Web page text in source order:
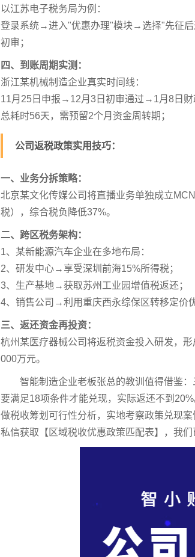
以江苏电子税务局为例：
登录系统→进入"优惠办理"模块→选择"先征
初审；
四、到账周期实测：
浙江某机械制造企业真实时间线：
11月25日申报→12月3日初审通过→1月8日财
总耗时56天，需预留2个月资金周转期；
公司返税政策实用技巧：
一、业务分拆策略：
北京某文化传媒公司将直播业务单独成立
税），综合税负降低37%。
二、跨区税务架构：
1、某新能源汽车企业在多地布局：
2、研发中心→享受深圳前海15%所得税；
3、生产基地→获取苏州工业园增值税返还；
4、销售公司→利用重庆西永综保区转移定价优
三、返还资金再投资：
杭州某医疗器械公司将返税资金投入研发，
000万元。
智能制造企业老板张总的教训值得借鉴：
要满足18项条件才能兑现，实际返还不到
做税收筹划可行性分析，实地考察政策兑现
私信获取【区域税收优惠政策匹配表】，我